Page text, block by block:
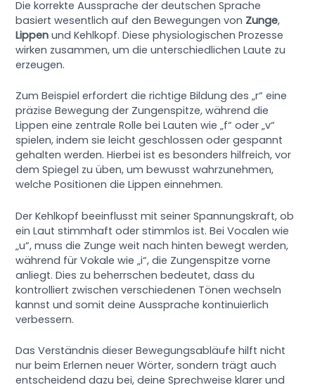
Die korrekte Aussprache der deutschen Sprache
basiert wesentlich auf den Bewegungen von Zunge,
Lippen und Kehlkopf. Diese physiologischen Prozesse
wirken zusammen, um die unterschiedlichen Laute zu
erzeugen.
Zum Beispiel erfordert die richtige Bildung des „r“ eine
präzise Bewegung der Zungenspitze, während die
Lippen eine zentrale Rolle bei Lauten wie „f“ oder „v“
spielen, indem sie leicht geschlossen oder gespannt
gehalten werden. Hierbei ist es besonders hilfreich, vor
dem Spiegel zu üben, um bewusst wahrzunehmen,
welche Positionen die Lippen einnehmen.
Der Kehlkopf beeinflusst mit seiner Spannungskraft, ob
ein Laut stimmhaft oder stimmlos ist. Bei Vocalen wie
„u“, muss die Zunge weit nach hinten bewegt werden,
während für Vokale wie „i“, die Zungenspitze vorne
anliegt. Dies zu beherrschen bedeutet, dass du
kontrolliert zwischen verschiedenen Tönen wechseln
kannst und somit deine Aussprache kontinuierlich
verbessern.
Das Verständnis dieser Bewegungsabläufe hilft nicht
nur beim Erlernen neuer Wörter, sondern trägt auch
entscheidend dazu bei, deine Sprechweise klarer und